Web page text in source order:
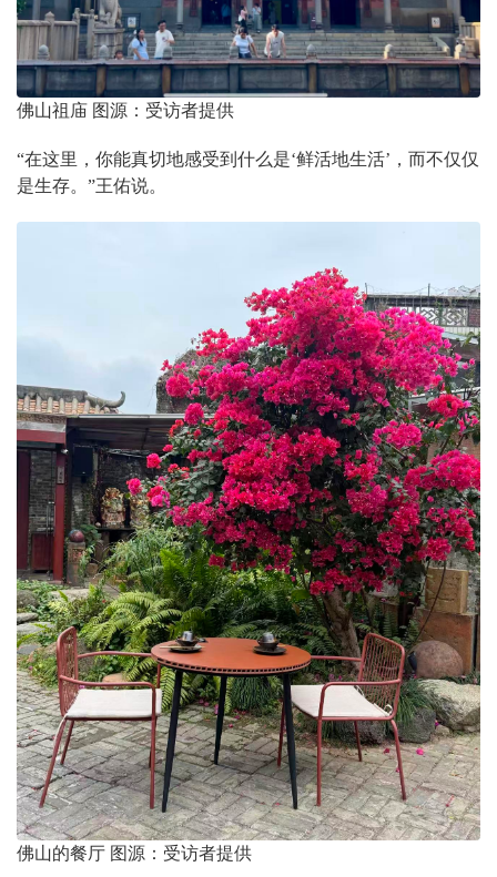
佛山祖庙 图源：受访者提供
“在这里，你能真切地感受到什么是‘鲜活地生活’，而不仅仅
是生存。”王佑说。
佛山的餐厅 图源：受访者提供